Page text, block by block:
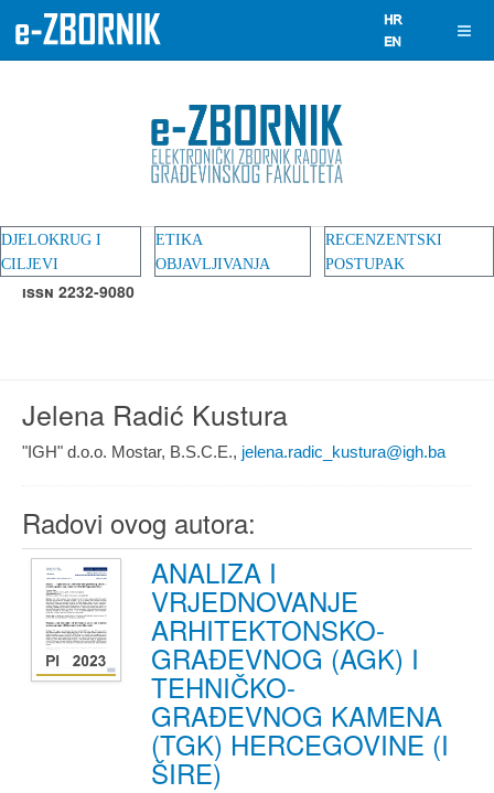
DJELOKRUG I
CILJEVI
ETIKA
OBJAVLJIVANJA
RECENZENTSKI
POSTUPAK
ISSN 2232-9080
Jelena Radić Kustura
"IGH" d.o.o. Mostar, B.S.C.E., jelena.radic_kustura@igh.ba
Radovi ovog autora:
ANALIZA I
VRJEDNOVANJE
ARHITEKTONSKO-
GRAĐEVNOG (AGK) I
TEHNIČKO-
GRAĐEVNOG KAMENA
(TGK) HERCEGOVINE (I
ŠIRE)